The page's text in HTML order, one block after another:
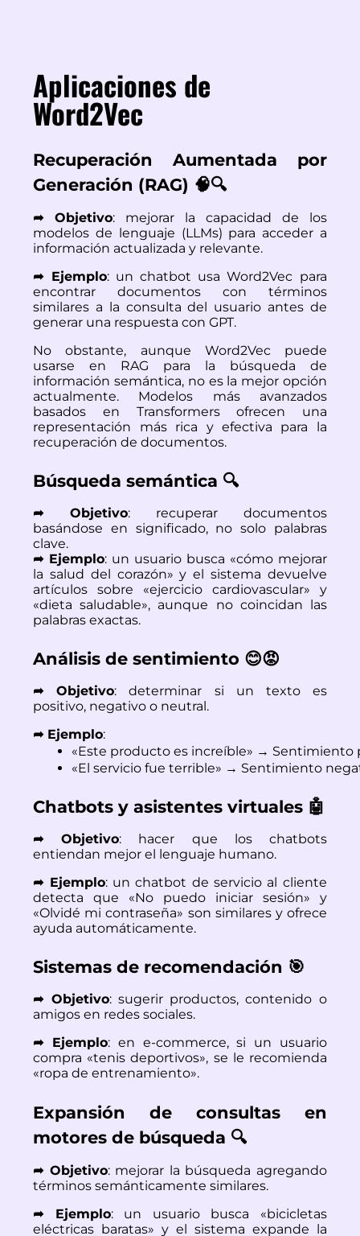
Aplicaciones de
Word2Vec
Recuperación Aumentada por
Generación (RAG) 🧠🔍
➦ Objetivo: mejorar la capacidad de los
modelos de lenguaje (LLMs) para acceder a
información actualizada y relevante.
➦ Ejemplo: un chatbot usa Word2Vec para
encontrar documentos con términos
similares a la consulta del usuario antes de
generar una respuesta con GPT.
No obstante, aunque Word2Vec puede
usarse en RAG para la búsqueda de
información semántica, no es la mejor opción
actualmente. Modelos más avanzados
basados en Transformers ofrecen una
representación más rica y efectiva para la
recuperación de documentos.
Búsqueda semántica 🔍
➦ Objetivo: recuperar documentos
basándose en significado, no solo palabras
clave.
➦ Ejemplo: un usuario busca «cómo mejorar
la salud del corazón» y el sistema devuelve
artículos sobre «ejercicio cardiovascular» y
«dieta saludable», aunque no coincidan las
palabras exactas.
Análisis de sentimiento 😊😡
➦ Objetivo: determinar si un texto es
positivo, negativo o neutral.
➦ Ejemplo:
«Este producto es increíble» → Sentimiento
«El servicio fue terrible» → Sentimiento
Chatbots y asistentes virtuales 🤖
➦ Objetivo: hacer que los chatbots
entiendan mejor el lenguaje humano.
➦ Ejemplo: un chatbot de servicio al cliente
detecta que «No puedo iniciar sesión» y
«Olvidé mi contraseña» son similares y ofrece
ayuda automáticamente.
Sistemas de recomendación 🎯
➦ Objetivo: sugerir productos, contenido o
amigos en redes sociales.
➦ Ejemplo: en e-commerce, si un usuario
compra «tenis deportivos», se le recomienda
«ropa de entrenamiento».
Expansión de consultas en
motores de búsqueda 🔍
➦ Objetivo: mejorar la búsqueda agregando
términos semánticamente similares.
➦ Ejemplo: un usuario busca «bicicletas
eléctricas baratas» y el sistema expande la